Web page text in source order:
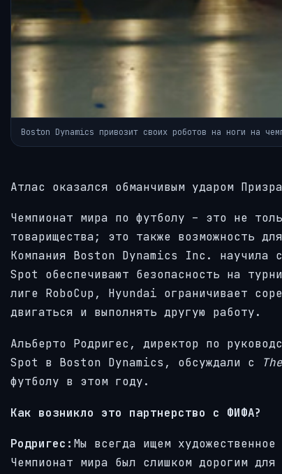
Boston Dynamics привозит своих роботов на ноги на
Атлас оказался обманчивым ударом
Чемпионат мира по футболу – это не
товарищества; это также возможность
Компания Boston Dynamics Inc. научила
Spot обеспечивают безопасность на
лиге RoboCup, Hyundai ограничивает
двигаться и выполнять другую работу.
Альберто Родригес, директор по
Spot в Boston Dynamics, обсуждали с
футболу в этом году.
Как возникло это партнерство с ФИФА?
Родригес: Мы всегда ищем
Чемпионат мира был слишком дорогим